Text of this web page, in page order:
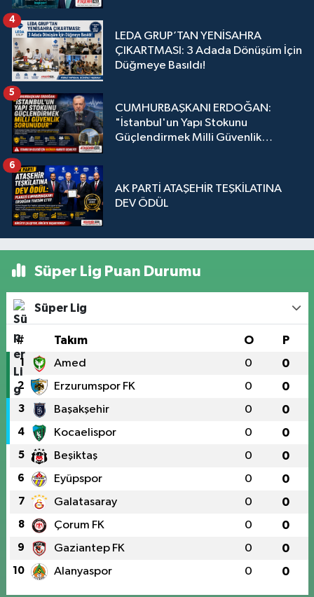
LEDA GRUP’TAN YENİSAHRA
ÇIKARTMASI: 3 Adada Dönüşüm İçin
Düğmeye Basıldı!
4
CUMHURBAŞKANI ERDOĞAN:
"İstanbul'un Yapı Stokunu
Güçlendirmek Milli Güvenlik
5
AK PARTİ ATAŞEHİR TEŞKİLATINA
DEV ÖDÜL
6
Süper Lig Puan Durumu
Süper Lig
# Takım O P
1 Amed 0 0
2 Erzurumspor FK 0 0
3 Başakşehir 0 0
4 Kocaelispor 0 0
5 Beşiktaş 0 0
6 Eyüpspor 0 0
7 Galatasaray 0 0
8 Çorum FK 0 0
9 Gaziantep FK 0 0
10 Alanyaspor 0 0